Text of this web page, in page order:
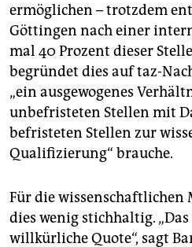
ermöglichen – trotzdem
Göttingen nach einer
mal 40 Prozent dieser
begründet dies auf taz-
„ein ausgewogenes
unbefristeten Stellen mit
befristeten Stellen zur
Qualifizierung“ brauche.
Für die
dies wenig stichhaltig.
willkürliche Quote“, sagt